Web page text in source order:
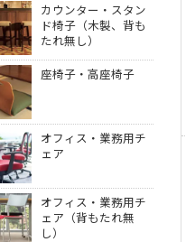
カウンター・スタン
ド椅子（木製、背も
たれ無し）
座椅子・高座椅子
オフィス・業務用チ
ェア
オフィス・業務用チ
ェア（背もたれ無
し）